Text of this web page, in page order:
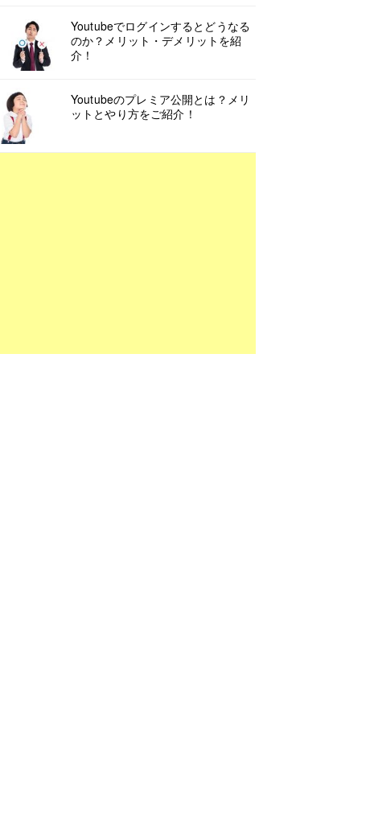
Youtubeでログインするとどうなる
のか？メリット・デメリットを紹
介！
Youtubeのプレミア公開とは？メリ
ットとやり方をご紹介！